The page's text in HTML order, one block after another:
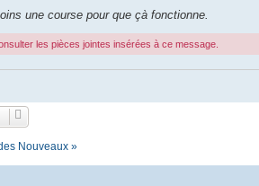
une course pour que çà fonctionne.
les pièces jointes insérées à ce message.
Nouveaux »